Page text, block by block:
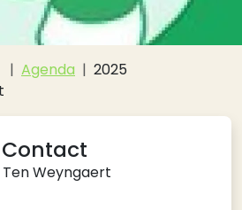
Agenda
2025
Contact
Ten Weyngaert